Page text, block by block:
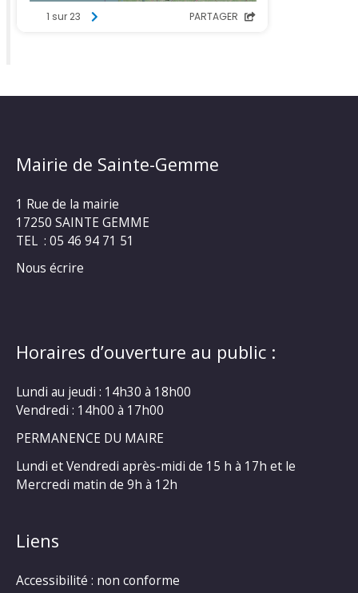
Mairie de Sainte-Gemme
1 Rue de la mairie
17250 SAINTE GEMME
TEL : 05 46 94 71 51
Nous écrire
Horaires d’ouverture au public :
Lundi au jeudi : 14h30 à 18h00
Vendredi : 14h00 à 17h00
PERMANENCE DU MAIRE
Lundi et Vendredi après-midi de 15 h à 17h et le
Mercredi matin de 9h à 12h
Liens
Accessibilité : non conforme